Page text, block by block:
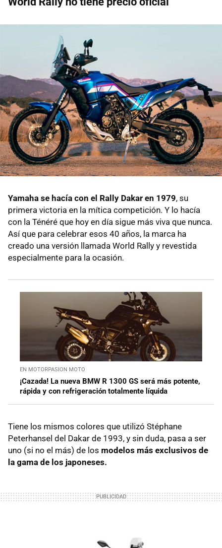
Yamaha se hacía con el Rally Dakar en 1979, su
primera victoria en la mítica competición. Y lo hacía
con la Ténéré que hoy en día sigue más viva que nunca.
Así que para celebrar esos 40 años, la marca ha
creado una versión llamada World Rally y revestida
especialmente para la ocasión.
EN MOTORPASION MOTO
¡Cazada! La nueva BMW R 1300 GS será más potente,
rápida y con refrigeración totalmente líquida
Tiene los mismos colores que utilizó Stéphane
Peterhansel del Dakar de 1993, y sin duda, pasa a ser
uno (si no el más) de los modelos más exclusivos de
la gama de los japoneses.